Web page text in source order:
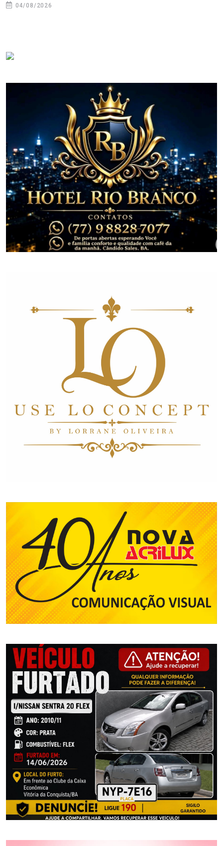
04/08/2026